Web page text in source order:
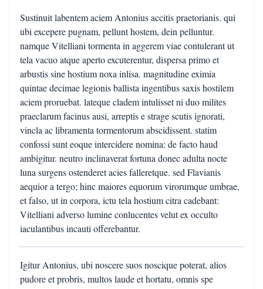
Sustinuit labentem aciem Antonius accitis praetorianis. qui
ubi excepere pugnam, pellunt hostem, dein pelluntur.
namque Vitelliani tormenta in aggerem viae contulerant ut
tela vacuo atque aperto excuterentur, dispersa primo et
arbustis sine hostium noxa inlisa. magnitudine eximia
quintae decimae legionis ballista ingentibus saxis hostilem
aciem proruebat. lateque cladem intulisset ni duo milites
praeclarum facinus ausi, arreptis e strage scutis ignorati,
vincla ac libramenta tormentorum abscidissent. statim
confossi sunt eoque intercidere nomina: de facto haud
ambigitur. neutro inclinaverat fortuna donec adulta nocte
luna surgens ostenderet acies falleretque. sed Flavianis
aequior a tergo; hinc maiores equorum virorumque umbrae,
et falso, ut in corpora, ictu tela hostium citra cadebant:
Vitelliani adverso lumine conlucentes velut ex occulto
iaculantibus incauti offerebantur.
Igitur Antonius, ubi noscere suos noscique poterat, alios
pudore et probris, multos laude et hortatu, omnis spe